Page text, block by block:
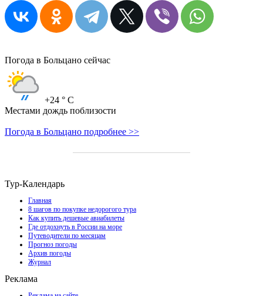
Погода в Больцано сейчас
+24 ° C
Местами дождь поблизости
Погода в Больцано подробнее >>
Тур-Календарь
Главная
8 шагов по покупке недорогого тура
Как купить дешевые авиабилеты
Где отдохнуть в России на море
Путеводители по месяцам
Прогноз погоды
Архив погоды
Журнал
Реклама